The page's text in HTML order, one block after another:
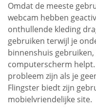
Omdat de meeste
webcam hebben
onthullende kleding
gebruiken terwijl je
binnenshuis
computerscherm
probleem zijn als je
Flingster biedt zijn
mobielvriendelijke site.